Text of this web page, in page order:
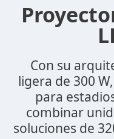
Con su
ligera de 300
para
combinar
soluciones de